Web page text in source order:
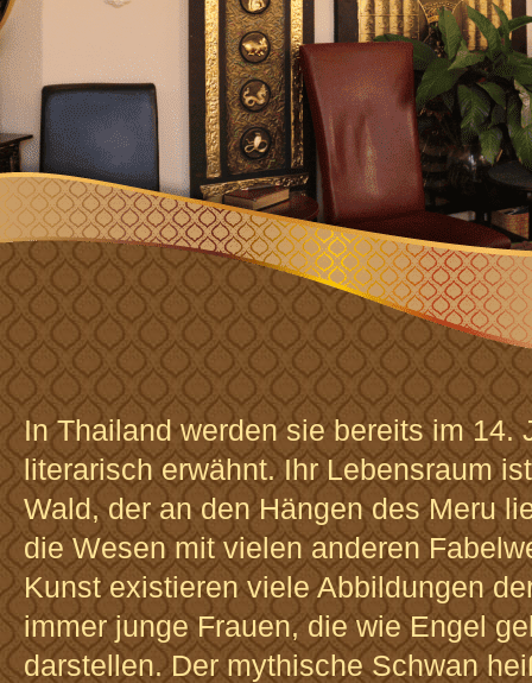
In Thailand werden sie bereits im 14.
literarisch erwähnt. Ihr Lebensraum
Wald, der an den Hängen des Meru
die Wesen mit vielen anderen
Kunst existieren viele Abbildungen
immer junge Frauen, die wie Engel
darstellen. Der mythische Schwan